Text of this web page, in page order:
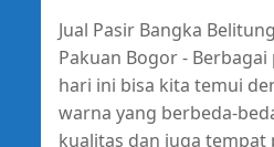
Jual Pasir Bangka
Pakuan Bogor -
hari ini bisa kita temui
warna yang berbeda-
kualitas dan juga tempat